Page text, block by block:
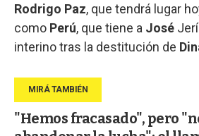
Rodrigo Paz, que tendrá lugar
como Perú, que tiene a José
interino tras la destitución de
"Hemos fracasado", pero